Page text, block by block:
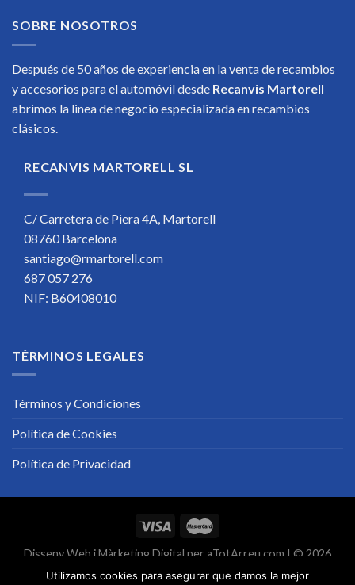
SOBRE NOSOTROS
Después de 50 años de experiencia en la venta de recambios
y accesorios para el automóvil desde Recanvis Martorell
abrimos la linea de negocio especializada en recambios
clásicos.
RECANVIS MARTORELL SL
C/ Carretera de Piera 4A, Martorell
08760 Barcelona
santiago@rmartorell.com
687 057 276
NIF: B60408010
TÉRMINOS LEGALES
Términos y Condiciones
Política de Cookies
Política de Privacidad
Disseny Web iMàrketing Digital per aTotArreu.com | © 2026
Utilizamos cookies para asegurar que damos la mejor